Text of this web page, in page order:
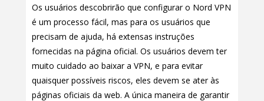
Os usuários descobrirão que configurar o Nord VPN
é um processo fácil, mas para os usuários que
precisam de ajuda, há extensas instruções
fornecidas na página oficial. Os usuários devem ter
muito cuidado ao baixar a VPN, e para evitar
quaisquer possíveis riscos, eles devem se ater às
páginas oficiais da web. A única maneira de garantir